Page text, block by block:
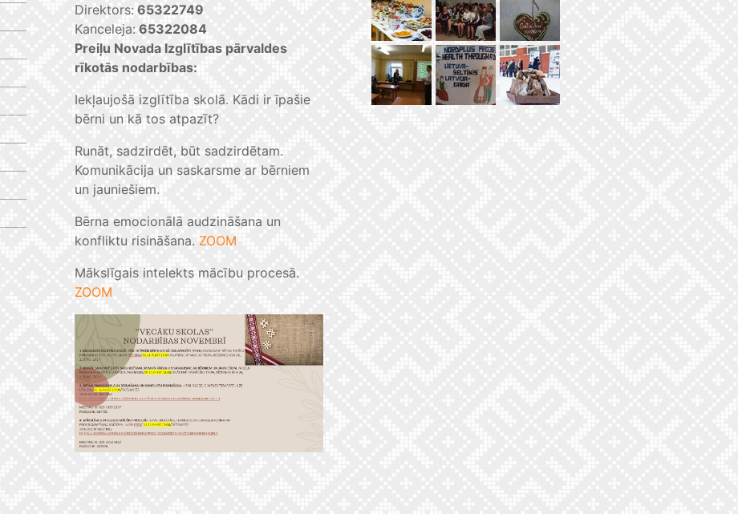
Direktors: 65322749
Kanceleja: 65322084
Preiļu Novada Izglītības pārvaldes
rīkotās nodarbības:
Iekļaujošā izglītība skolā. Kādi ir īpašie
bērni un kā tos atpazīt?
Runāt, sadzirdēt, būt sadzirdētam.
Komunikācija un saskarsme ar bērniem
un jauniešiem.
Bērna emocionālā audzināšana un
konfliktu risināšana. ZOOM
Mākslīgais intelekts mācību procesā.
ZOOM